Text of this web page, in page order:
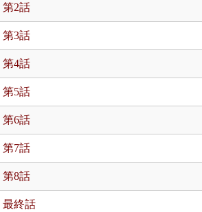
第2話
第3話
第4話
第5話
第6話
第7話
第8話
最終話